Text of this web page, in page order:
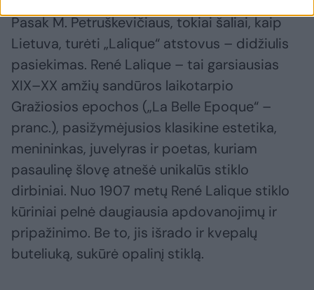
Pasak M. Petruškevičiaus, tokiai šaliai, kaip
Lietuva, turėti „Lalique“ atstovus – didžiulis
pasiekimas. René Lalique – tai garsiausias
XIX–XX amžių sandūros laikotarpio
Gražiosios epochos („La Belle Epoque“ –
pranc.), pasižymėjusios klasikine estetika,
menininkas, juvelyras ir poetas, kuriam
pasaulinę šlovę atnešė unikalūs stiklo
dirbiniai. Nuo 1907 metų René Lalique stiklo
kūriniai pelnė daugiausia apdovanojimų ir
pripažinimo. Be to, jis išrado ir kvepalų
buteliuką, sukūrė opalinį stiklą.